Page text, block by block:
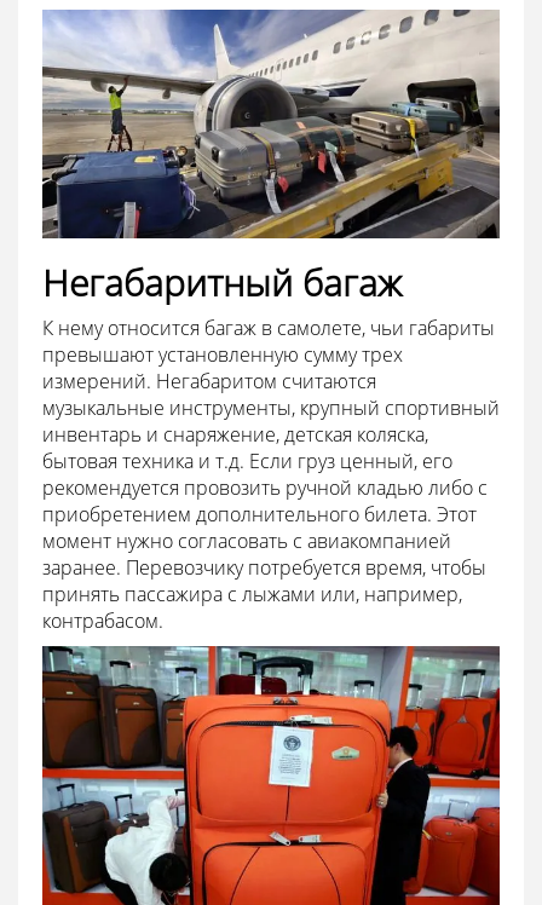
Негабаритный багаж
К нему относится багаж в самолете, чьи габариты
превышают установленную сумму трех
измерений. Негабаритом считаются
музыкальные инструменты, крупный спортивный
инвентарь и снаряжение, детская коляска,
бытовая техника и т.д. Если груз ценный, его
рекомендуется провозить ручной кладью либо с
приобретением дополнительного билета. Этот
момент нужно согласовать с авиакомпанией
заранее. Перевозчику потребуется время, чтобы
принять пассажира с лыжами или, например,
контрабасом.